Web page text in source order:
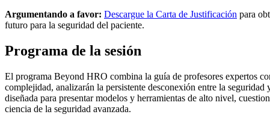
Argumentando a favor: Descargue la Carta de Justificación para
futuro para la seguridad del paciente.
Programa de la sesión
El programa Beyond HRO combina la guía de profesores expertos
complejidad, analizarán la persistente desconexión entre la
diseñada para presentar modelos y herramientas de alto nivel,
ciencia de la seguridad avanzada.